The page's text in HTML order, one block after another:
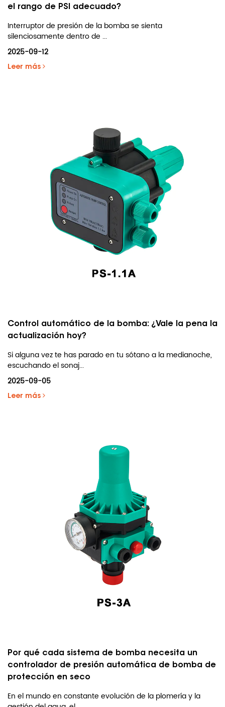
el rango de PSI adecuado?
Interruptor de presión de la bomba se sienta
silenciosamente dentro de ...
2025-09-12
Leer más
Control automático de la bomba: ¿Vale la pena la
actualización hoy?
Si alguna vez te has parado en tu sótano a la medianoche,
escuchando el sonaj...
2025-09-05
Leer más
Por qué cada sistema de bomba necesita un
controlador de presión automática de bomba de
protección en seco
En el mundo en constante evolución de la plomería y la